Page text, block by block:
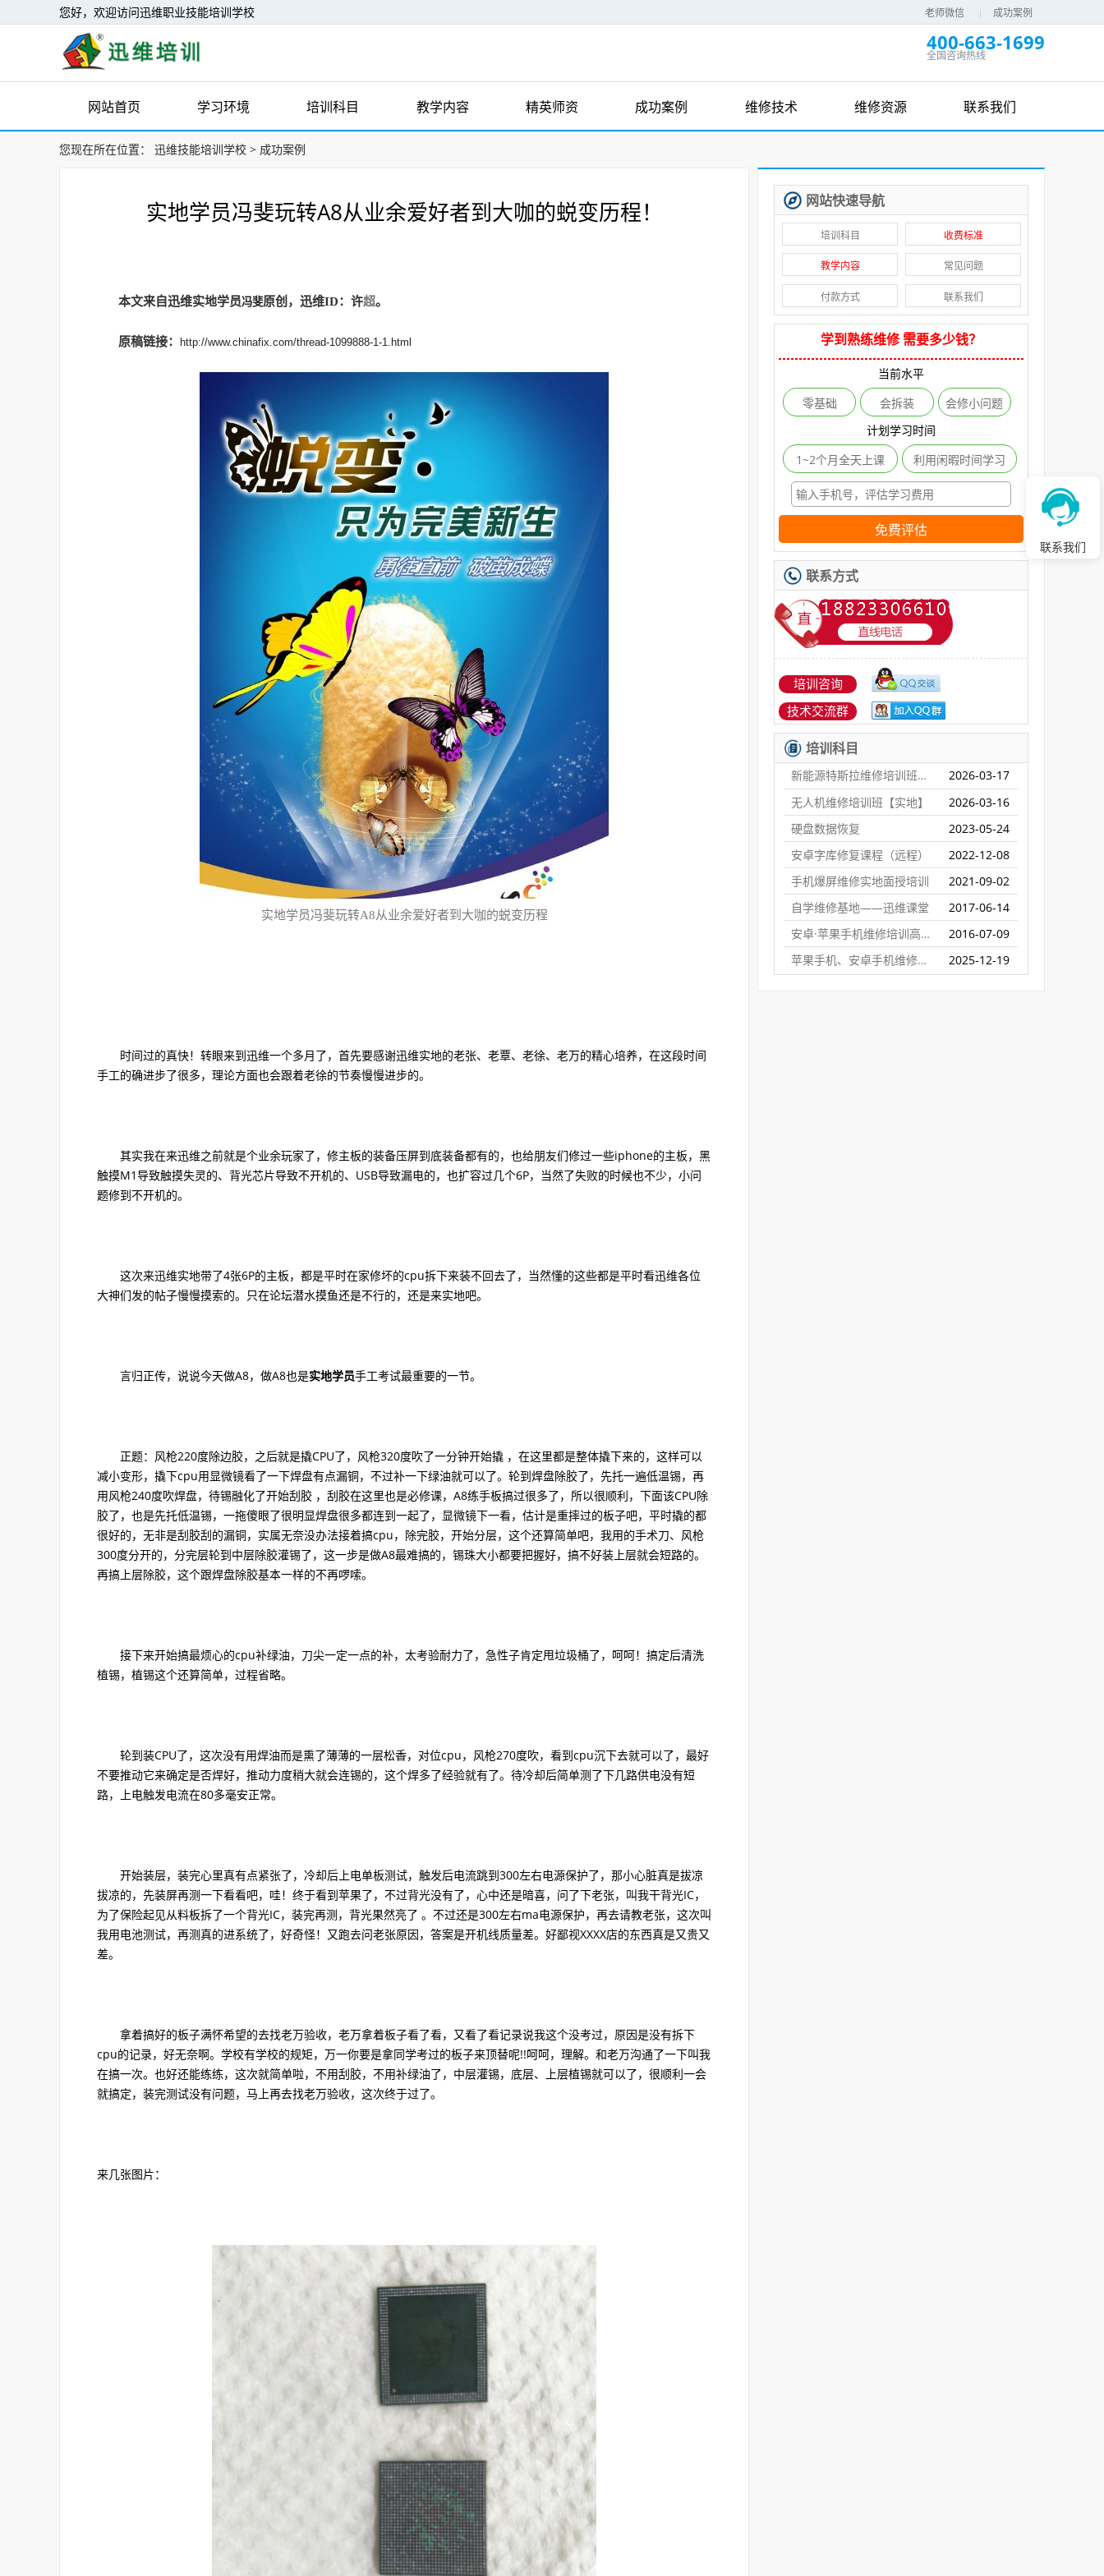
您好，欢迎访问迅维职业技能培训学校 老师微信 成功案例
400-663-1699
全国咨询热线
网站首页 学习环境 培训科目 教学内容 精英师资 成功案例 维修技术 维修资源 联系我们
您现在所在位置： 迅维技能培训学校 > 成功案例
实地学员冯斐玩转A8从业余爱好者到大咖的蜕变历程！
本文来自迅维实地学员冯斐原创，迅维ID： 许超。
原稿链接： http://www.chinafix.com/thread-1099888-1-1.html
实地学员冯斐玩转A8从业余爱好者到大咖的蜕变历程
时间过的真快！转眼来到迅维一个多月了，首先要感谢迅维实地的老张、老覃、老徐、老万的精心培养，在这段时间
手工的确进步了很多，理论方面也会跟着老徐的节奏慢慢进步的。
其实我在来迅维之前就是个业余玩家了，修主板的装备压屏到底装备都有的，也给朋友们修过一些iphone的主板，黑
触摸M1导致触摸失灵的、背光芯片导致不开机的、USB导致漏电的，也扩容过几个6P，当然了失败的时候也不少，小问
题修到不开机的。
这次来迅维实地带了4张6P的主板，都是平时在家修坏的cpu拆下来装不回去了，当然懂的这些都是平时看迅维各位
大神们发的帖子慢慢摸索的。只在论坛潜水摸鱼还是不行的，还是来实地吧。
言归正传，说说今天做A8，做A8也是实地学员手工考试最重要的一节。
正题：风枪220度除边胶，之后就是撬CPU了，风枪320度吹了一分钟开始撬 ，在这里都是整体撬下来的，这样可以
减小变形，撬下cpu用显微镜看了一下焊盘有点漏铜，不过补一下绿油就可以了。轮到焊盘除胶了，先托一遍低温锡，再
用风枪240度吹焊盘，待锡融化了开始刮胶 ，刮胶在这里也是必修课，A8练手板搞过很多了，所以很顺利，下面该CPU除
胶了，也是先托低温锡，一拖傻眼了很明显焊盘很多都连到一起了，显微镜下一看，估计是重摔过的板子吧，平时撬的都
很好的，无非是刮胶刮的漏铜，实属无奈没办法接着搞cpu，除完胶，开始分层，这个还算简单吧，我用的手术刀、风枪
300度分开的，分完层轮到中层除胶灌锡了，这一步是做A8最难搞的，锡珠大小都要把握好，搞不好装上层就会短路的。
再搞上层除胶，这个跟焊盘除胶基本一样的不再啰嗦。
接下来开始搞最烦心的cpu补绿油，刀尖一定一点的补，太考验耐力了，急性子肯定甩垃圾桶了，呵呵！搞定后清洗
植锡，植锡这个还算简单，过程省略。
轮到装CPU了，这次没有用焊油而是熏了薄薄的一层松香，对位cpu，风枪270度吹，看到cpu沉下去就可以了，最好
不要推动它来确定是否焊好，推动力度稍大就会连锡的，这个焊多了经验就有了。待冷却后简单测了下几路供电没有短
路，上电触发电流在80多毫安正常。
开始装层，装完心里真有点紧张了，冷却后上电单板测试，触发后电流跳到300左右电源保护了，那小心脏真是拔凉
拔凉的，先装屏再测一下看看吧，哇！终于看到苹果了，不过背光没有了，心中还是暗喜，问了下老张，叫我干背光IC，
为了保险起见从料板拆了一个背光IC，装完再测，背光果然亮了 。不过还是300左右ma电源保护，再去请教老张，这次叫
我用电池测试，再测真的进系统了，好奇怪！又跑去问老张原因，答案是开机线质量差。好鄙视XXXX店的东西真是又贵又
差。
拿着搞好的板子满怀希望的去找老万验收，老万拿着板子看了看，又看了看记录说我这个没考过，原因是没有拆下
cpu的记录，好无奈啊。学校有学校的规矩，万一你要是拿同学考过的板子来顶替呢!!呵呵，理解。和老万沟通了一下叫我
在搞一次。也好还能练练，这次就简单啦，不用刮胶，不用补绿油了，中层灌锡，底层、上层植锡就可以了，很顺利一会
就搞定，装完测试没有问题，马上再去找老万验收，这次终于过了。
来几张图片：
网站快速导航
培训科目 收费标准
教学内容 常见问题
付款方式 联系我们
学到熟练维修 需要多少钱？
当前水平
零基础
会拆装
会修小问题
计划学习时间
1~2个月全天上课
利用闲暇时间学习
免费评估
联系方式
培训咨询
技术交流群
培训科目
新能源特斯拉维修培训班【实地】
2026-03-17
无人机维修培训班【实地】
2026-03-16
硬盘数据恢复
2023-05-24
安卓字库修复课程（远程）
2022-12-08
手机爆屏维修实地面授培训
2021-09-02
自学维修基地——迅维课堂
2017-06-14
安卓·苹果手机维修培训高级班【实地】
2016-07-09
苹果手机、安卓手机维修培训（远程网络班）
2025-12-19
联系我们